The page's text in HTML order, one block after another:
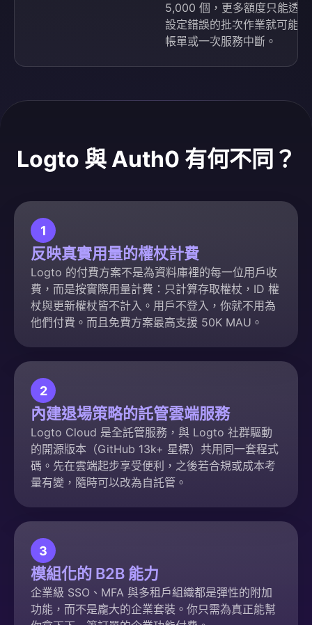
5,000 個，更多額度只能透
設定錯誤的批次作業就可能
帳單或一次服務中斷。
Logto 與 Auth0 有何不同？
1
反映真實用量的權杖計費
Logto 的付費方案不是為資料庫裡的每一位用戶收
費，而是按實際用量計費：只計算存取權杖，ID 權
杖與更新權杖皆不計入。用戶不登入，你就不用為
他們付費。而且免費方案最高支援 50K MAU。
2
內建退場策略的託管雲端服務
Logto Cloud 是全託管服務，與 Logto 社群驅動
的開源版本（GitHub 13k+ 星標）共用同一套程式
碼。先在雲端起步享受便利，之後若合規或成本考
量有變，隨時可以改為自託管。
3
模組化的 B2B 能力
企業級 SSO、MFA 與多租戶組織都是彈性的附加
功能，而不是龐大的企業套裝。你只需為真正能幫